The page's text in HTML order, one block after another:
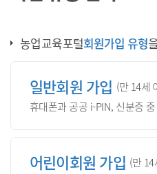
농업교육포털회원가입 유형
일반회원 가입 (만 14세
휴대폰과 공공 i-PIN, 신분증
어린이회원 가입 (만 14